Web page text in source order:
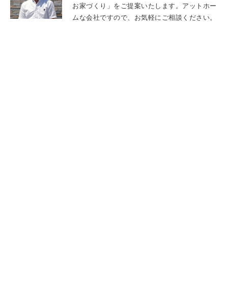
お家づくり」をご提案いたします。アットホー
ムな会社ですので、お気軽にご相談ください。